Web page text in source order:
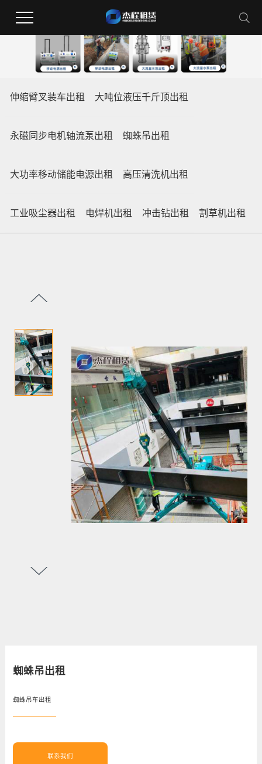
伸缩臂叉装车出租 大吨位液压千斤顶出租
永磁同步电机轴流泵出租 蜘蛛吊出租
大功率移动储能电源出租 高压清洗机出租
工业吸尘器出租 电焊机出租 冲击钻出租 割草机出租
蜘蛛吊出租
蜘蛛吊车出租
联系我们